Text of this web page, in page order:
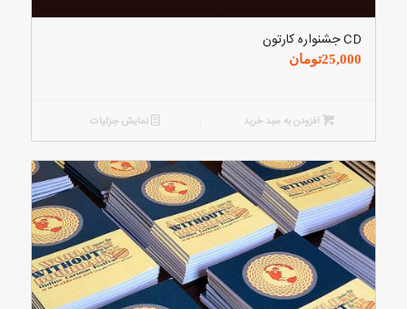
CD جشنواره کارتون
25,000تومان
افزودن به سبد خرید نمایش جزئیات